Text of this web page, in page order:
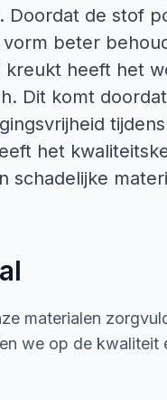
Doordat de stof
beter
kreukt heeft het
Dit komt
het
schadelijke
materialen
we op de kwaliteit